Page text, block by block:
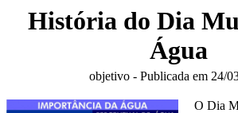
História do Dia
Água
objetivo - Publicada em 24/
O Dia